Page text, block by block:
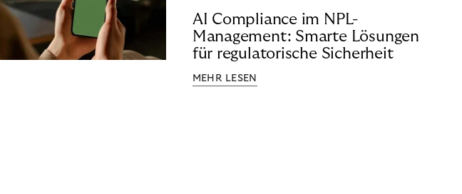
AI Compliance im NPL-
Management: Smarte Lösungen
für regulatorische Sicherheit
MEHR LESEN